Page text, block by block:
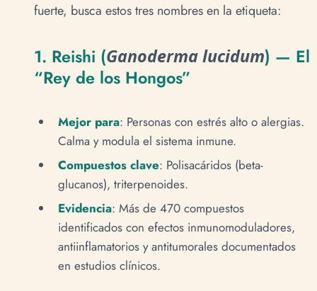
fuerte, busca estos tres nombres en la etiqueta:
1. Reishi (Ganoderma lucidum) — El
“Rey de los Hongos”
Mejor para: Personas con estrés alto o alergias.
Calma y modula el sistema inmune.
Compuestos clave: Polisacáridos (beta-
glucanos), triterpenoides.
Evidencia: Más de 470 compuestos
identificados con efectos inmunomoduladores,
antiinflamatorios y antitumorales documentados
en estudios clínicos.